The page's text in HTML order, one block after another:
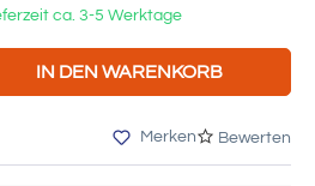
ca. 3-5 Werktage
Gib den gewünschten
IN DEN WARENKORB
Merken Bewerten